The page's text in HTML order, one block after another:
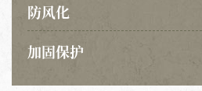
防风化
加固保护